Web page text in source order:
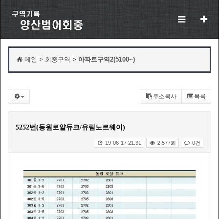
메인 > 회중구역 > 아파트구역2(5100~)
주소복사 목록
5252번(동원로얄듀크/유림노르웨이)
19-06-17 21:31 2,577회 0건